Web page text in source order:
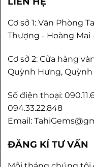
Cơ sở 1: Văn Phòng
Thượng - Hoàng Mai
Cơ sở 2: Cửa hàng
Quỳnh Hưng, Quỳnh
Số điện thoại:
094.33.22.848
Email:
ĐĂNG KÍ TƯ VẤN